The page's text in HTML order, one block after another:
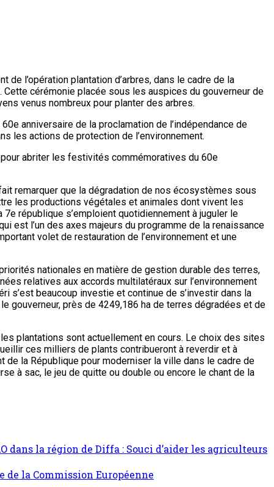
l’opération plantation d’arbres, dans le cadre de la
cérémonie placée sous les auspices du gouverneur de
venus nombreux pour planter des arbres.
anniversaire de la proclamation de l’indépendance de
les actions de protection de l’environnement.
pour abriter les festivités commémoratives du 60e
remarquer que la dégradation de nos écosystèmes sous
les productions végétales et animales dont vivent les
république s’emploient quotidiennement à juguler le
est l’un des axes majeurs du programme de la renaissance
volet de restauration de l’environnement et une
nationales en matière de gestion durable des terres,
relatives aux accords multilatéraux sur l’environnement
s’est beaucoup investie et continue de s’investir dans la
gouverneur, près de 4249,186 ha de terres dégradées et de
plantations sont actuellement en cours. Le choix des sites
ces milliers de plants contribueront à reverdir et à
la République pour moderniser la ville dans le cadre de
à sac, le jeu de quitte ou double ou encore le chant de la
dans la région de Diffa : Souci d’aider les agriculteurs
de la Commission Européenne